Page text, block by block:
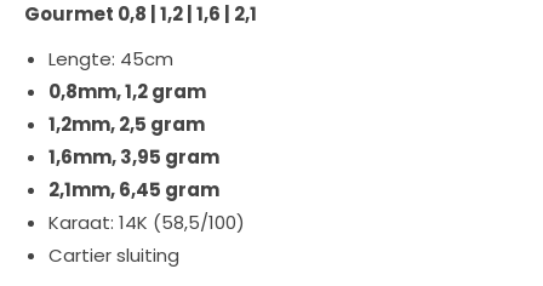
Gourmet 0,8 | 1,2 | 1,6 | 2,1
Lengte: 45cm
0,8mm, 1,2 gram
1,2mm, 2,5 gram
1,6mm, 3,95 gram
2,1mm, 6,45 gram
Karaat: 14K (58,5/100)
Cartier sluiting